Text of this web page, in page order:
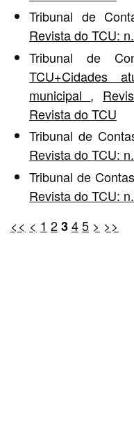
Tribunal de
Revista do TCU:
Tribunal de
TCU+Cidades
municipal ,
Revista do TCU
Tribunal de
Revista do TCU:
Tribunal de
Revista do TCU:
<< < 1 2345 > >>